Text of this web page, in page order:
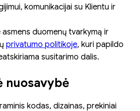
komunikacijai su Klientu ir
duomenų tvarkymą ir
privatumo politikoje, kuri papildo
susitarimo dalis.
nuosavybė
kodas, dizainas, prekiniai